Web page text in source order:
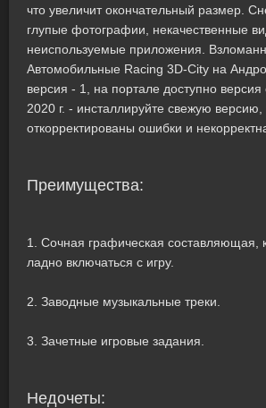
что увеличит окончательный размер.
глупые фотографии, некачественные
неиспользуемые приложения.
Автомобильные Racing 3D-City на
версия - 1, на портале доступно
2020 г. - инсталлируйте свежую
откорректированы ошибки и
Преимущества:
1. Сочная графическая составляющая,
ладно включаться с игру.
2. Заводные музыкальные треки.
3. Зачетные игровые задания.
Недочеты: